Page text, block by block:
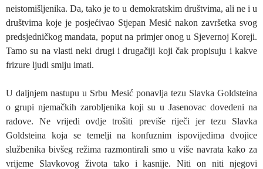
neistomišljenika. Da, tako je to u demokratskim društvima, ali ne i u
društvima koje je posjećivao Stjepan Mesić nakon završetka svog
predsjedničkog mandata, poput na primjer onog u Sjevernoj Koreji.
Tamo su na vlasti neki drugi i drugačiji koji čak propisuju i kakve
frizure ljudi smiju imati.
U daljnjem nastupu u Srbu Mesić ponavlja tezu Slavka Goldsteina
o grupi njemačkih zarobljenika koji su u Jasenovac dovedeni na
radove. Ne vrijedi ovdje trošiti previše riječi jer tezu Slavka
Goldsteina koja se temelji na konfuznim ispovijedima dvojice
službenika bivšeg režima razmontirali smo u više navrata kako za
vrijeme Slavkovog života tako i kasnije. Niti on niti njegovi